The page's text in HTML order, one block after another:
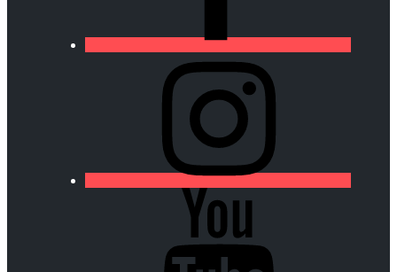
chamalieres.fr/wp-
content/uploads/2020/03/
chamalieres.fr/wp-